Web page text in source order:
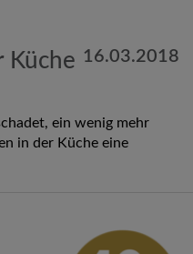
Küche 16.03.2018
ein wenig mehr
in der Küche eine